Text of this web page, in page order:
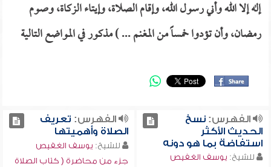
إله إلا الله وأني رسول الله، وإقام الصلاة، وإيتاء الزكاة، وصوم
رمضان، وأن تؤدوا خمساً من المغنم ... ) مذكور في المواضع التالية
الفهرس:نسخ
الحديث الأكثر
استفاضة بما هو دونه
للشيخ: يوسف الغفيص
الفهرس: تعريف
الصلاة وأهميتها
للشيخ: يوسف الغفيص
جزء من محاضرة ( كتاب الصلاة